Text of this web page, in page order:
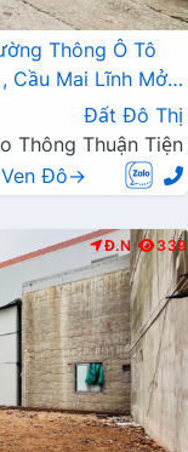
Thông Ô Tô
Cầu Mai Lĩnh Mở
Đất Đô Thị
Thông Thuận Tiện
Đô→
Đ.N 339